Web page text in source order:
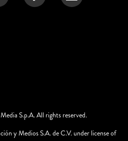
S.p.A. All rights reserved.
y Medios S.A. de C.V. under license of